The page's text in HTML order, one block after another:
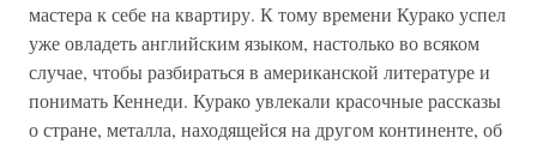
мастера к себе на квартиру. К тому времени Курако успел
уже овладеть английским языком, настолько во всяком
случае, чтобы разбираться в американской литературе и
понимать Кеннеди. Курако увлекали красочные рассказы
о стране, металла, находящейся на другом континенте, об